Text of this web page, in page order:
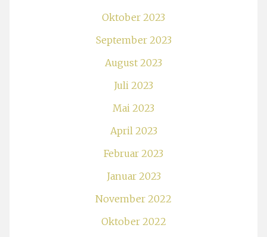
Oktober 2023
September 2023
August 2023
Juli 2023
Mai 2023
April 2023
Februar 2023
Januar 2023
November 2022
Oktober 2022